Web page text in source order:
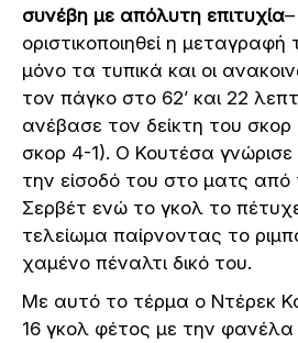
συνέβη με απόλυτη επιτυχία
οριστικοποιηθεί η
μόνο τα τυπικά και οι
τον πάγκο στο 62’ και 22
ανέβασε τον δείκτη του σκορ
σκορ 4-1). Ο Κουτέσα
την είσοδό του στο ματς από
Σερβέτ ενώ το γκολ το
τελείωμα παίρνοντας το
χαμένο πέναλτι δικό του.
Με αυτό το τέρμα ο Ντέρεκ
16 γκολ φέτος με την